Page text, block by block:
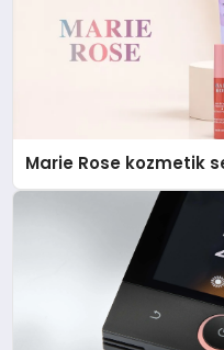
Marie Rose kozmetik